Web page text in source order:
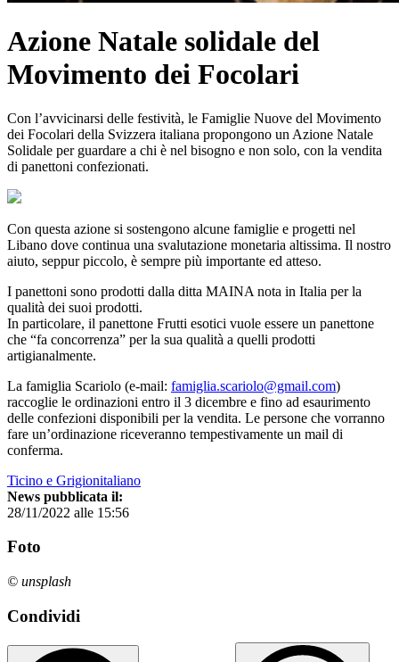
Azione Natale solidale del
Movimento dei Focolari
Con l’avvicinarsi delle festività, le Famiglie Nuove del Movimento
dei Focolari della Svizzera italiana propongono un Azione Natale
Solidale per guardare a chi è nel bisogno e non solo, con la vendita
di panettoni confezionati.
Con questa azione si sostengono alcune famiglie e progetti nel
Libano dove continua una svalutazione monetaria altissima. Il nostro
aiuto, seppur piccolo, è sempre più importante ed atteso.
I panettoni sono prodotti dalla ditta MAINA nota in Italia per la
qualità dei suoi prodotti.
In particolare, il panettone Frutti esotici vuole essere un panettone
che “fa concorrenza” per la sua qualità a quelli prodotti
artigianalmente.
La famiglia Scariolo (e-mail: famiglia.scariolo@gmail.com)
raccoglie le ordinazioni entro il 3 dicembre e fino ad esaurimento
delle confezioni disponibili per la vendita. Le persone che vorranno
fare un’ordinazione riceveranno tempestivamente un mail di
conferma.
Ticino e Grigionitaliano
News pubblicata il:
28/11/2022 alle 15:56
Foto
© unsplash
Condividi